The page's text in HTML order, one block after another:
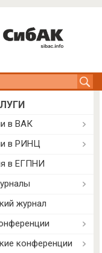
в ВАК
в РИНЦ
в ЕГПНИ
журнал
конференции